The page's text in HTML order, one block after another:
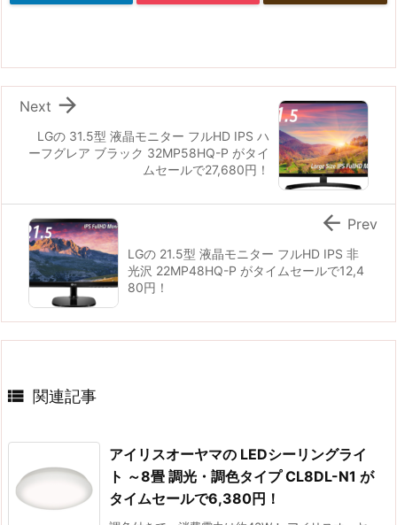
LGの 31.5型 液晶モニター フルHD IPS ハ
ーフグレア ブラック 32MP58HQ-P がタイ
ムセールで27,680円！

Next
LGの 21.5型 液晶モニター フルHD IPS 非
光沢 22MP48HQ-P がタイムセールで12,4
80円！
 Prev
 関連記事
アイリスオーヤマの LEDシーリングライ
ト ～8畳 調光・調色タイプ CL8DL-N1 が
タイムセールで6,380円！